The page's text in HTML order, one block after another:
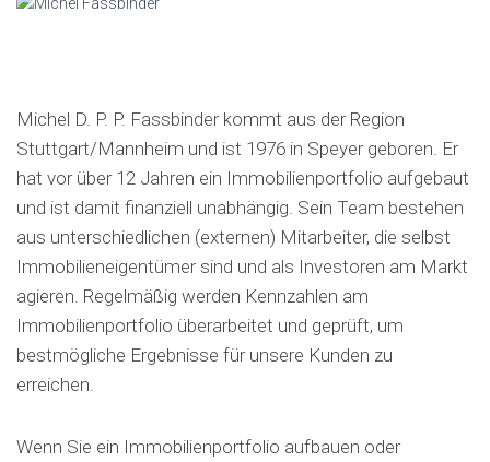
Michel D. P. P. Fassbinder kommt aus der Region
Stuttgart/Mannheim und ist 1976 in Speyer geboren. Er
hat vor über 12 Jahren ein Immobilienportfolio aufgebaut
und ist damit finanziell unabhängig. Sein Team bestehen
aus unterschiedlichen (externen) Mitarbeiter, die selbst
Immobilieneigentümer sind und als Investoren am Markt
agieren. Regelmäßig werden Kennzahlen am
Immobilienportfolio überarbeitet und geprüft, um
bestmögliche Ergebnisse für unsere Kunden zu
erreichen.
Wenn Sie ein Immobilienportfolio aufbauen oder